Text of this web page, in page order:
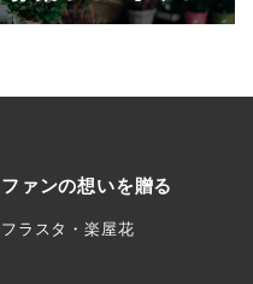
ファンの想いを贈る
フラスタ・楽屋花